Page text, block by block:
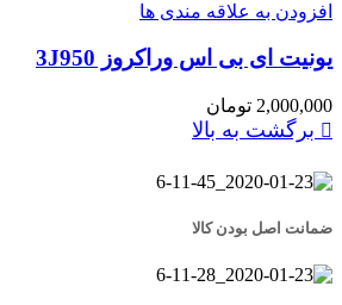
افزودن به علاقه مندی ها
یونیت ای بی اس وراکروز 3J950
2,000,000 تومان
برگشت به بالا
ضمانت اصل بودن کالا